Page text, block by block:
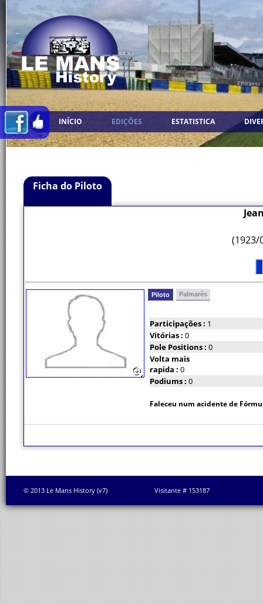
INÍCIO EDIÇÕES ESTATISTICA
Ficha do Piloto
(1923/
Piloto Palmarés
Participações : 1
Vitórias : 0
Pole Positions : 0
Volta mais
rapida : 0
Podiums : 0
Faleceu num acidente de
© 2013 Le Mans History (v7) Visitante # 153187